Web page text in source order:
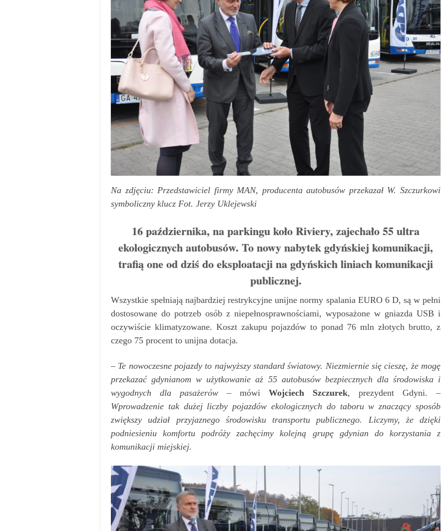
Na zdjęciu: Przedstawiciel firmy MAN, producenta autobusów przekazał W. Szczurkowi
symboliczny klucz Fot. Jerzy Uklejewski
16 października, na parkingu koło Riviery, zajechało 55 ultra
ekologicznych autobusów. To nowy nabytek gdyńskiej komunikacji,
trafią one od dziś do eksploatacji na gdyńskich liniach komunikacji
publicznej.
Wszystkie spełniają najbardziej restrykcyjne unijne normy spalania EURO 6 D, są w pełni
dostosowane do potrzeb osób z niepełnosprawnościami, wyposażone w gniazda USB i
oczywiście klimatyzowane. Koszt zakupu pojazdów to ponad 76 mln złotych brutto, z
czego 75 procent to unijna dotacja.
– Te nowoczesne pojazdy to najwyższy standard światowy. Niezmiernie się cieszę, że mogę
przekazać gdynianom w użytkowanie aż 55 autobusów bezpiecznych dla środowiska i
wygodnych dla pasażerów – mówi Wojciech Szczurek, prezydent Gdyni. –
Wprowadzenie tak dużej liczby pojazdów ekologicznych do taboru w znaczący sposób
zwiększy udział przyjaznego środowisku transportu publicznego. Liczymy, że dzięki
podniesieniu komfortu podróży zachęcimy kolejną grupę gdynian do korzystania z
komunikacji miejskiej.